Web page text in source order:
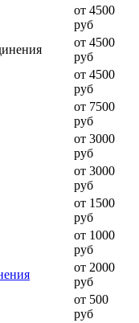
от 4500
руб
от 4500
руб
от 4500
руб
от 7500
руб
от 3000
руб
от 3000
руб
от 1500
руб
от 1000
руб
от 2000
руб
от 500
руб